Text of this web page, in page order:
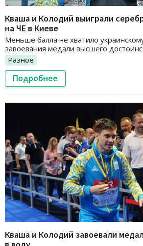
Кваша и Колодий выиграли
на ЧЕ в Киеве
Меньше балла не хватило
завоевания медали высшего
Разное
Подробнее
Кваша и Колодий завоевали